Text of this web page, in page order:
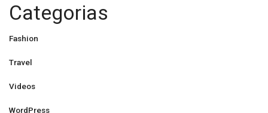
Categorias
Fashion
Travel
Videos
WordPress